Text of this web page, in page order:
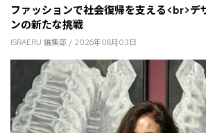
ファッションで社会復帰を支える<br>デ
ンの新たな挑戦
ISRAERU 編集部 / 2026年08月03日